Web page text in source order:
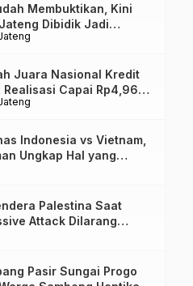
Membuktikan, Kini
Dibidik Jadi
Juara Nasional Kredit
Realisasi Capai Rp4,96
Indonesia vs Vietnam,
Ungkap Hal yang
Palestina Saat
Attack Dilarang
Lagi
Pasir Sungai Progo